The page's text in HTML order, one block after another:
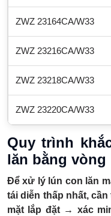
ZWZ 23164CA/W33
ZWZ 23216CA/W33
ZWZ 23218CA/W33
ZWZ 23220CA/W33
Quy trình
lăn bằng vòng
Để xử lý lún con lăn
tái diễn thấp nhất,
mặt lắp đặt → xác